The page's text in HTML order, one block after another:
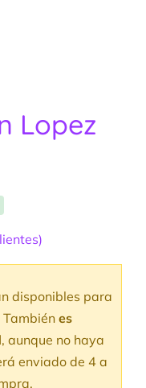
Lopez
disponibles para
También es
, aunque no haya
enviado de 4 a